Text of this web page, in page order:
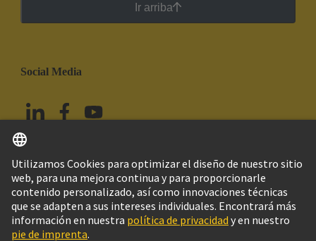
Ir arriba
Social Media
México Español
© HARTING Technology Group